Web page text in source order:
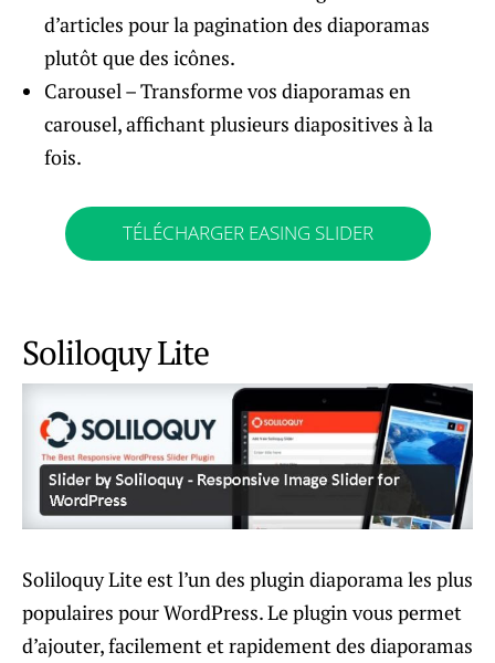
d’articles pour la pagination des diaporamas
plutôt que des icônes.
Carousel – Transforme vos diaporamas en
carousel, affichant plusieurs diapositives à la
fois.
TÉLÉCHARGER EASING SLIDER
Soliloquy Lite
Soliloquy Lite est l’un des plugin diaporama les plus
populaires pour WordPress. Le plugin vous permet
d’ajouter, facilement et rapidement des diaporamas